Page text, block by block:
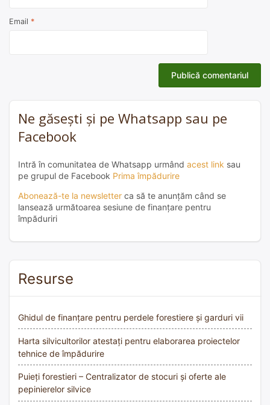
Email *
Ne găsești și pe Whatsapp sau pe
Facebook
Intră în comunitatea de Whatsapp urmând acest link sau
pe grupul de Facebook Prima împădurire
Abonează-te la newsletter ca să te anunțăm când se
lansează următoarea sesiune de finanțare pentru
împăduriri
Resurse
Ghidul de finanțare pentru perdele forestiere și garduri vii
Harta silvicultorilor atestați pentru elaborarea proiectelor
tehnice de împădurire
Puieți forestieri – Centralizator de stocuri și oferte ale
pepinierelor silvice